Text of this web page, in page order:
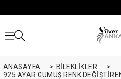
ANASAYFA > BİLEKLİKLER
>
925 AYAR GÜMÜŞ RENK